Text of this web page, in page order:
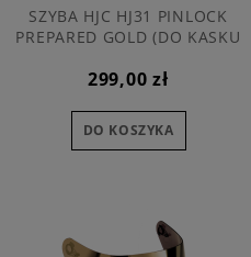
SZYBA HJC HJ31 PINLOCK
PREPARED GOLD (DO KASKU
299,00 zł
DO KOSZYKA